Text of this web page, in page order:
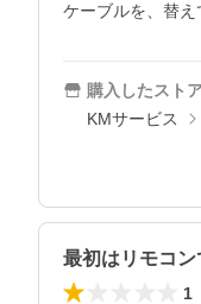
ケーブルを、替え
購入したスト
KMサービス
最初はリモコ
1